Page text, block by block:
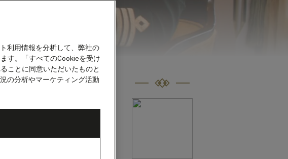
アシーム・
グを組み、
利用情報を分析して、弊社の
す。「すべてのCookieを受け
ことに同意いただいたものと
の分析やマーケティング活動